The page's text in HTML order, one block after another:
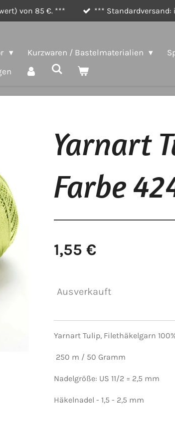
von 85 €. *** *** Standardversand:
Kurzwaren / Bastelmaterialien
Yarnart
Farbe
1,55 €
Ausverkauft
Yarnart Tulip, Filethäkelgarn
250 m / 50 Gramm
Nadelgröße: US 11/2 = 2,5 mm
Häkelnadel - 1,5 - 2,5 mm